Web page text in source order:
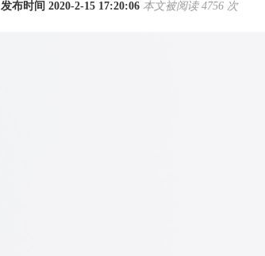
发布时间 2020-2-15 17:20:06 本文被阅读 4756 次